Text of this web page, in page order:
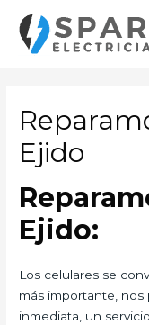
contenido
Ejido
Ejido:
Los celulares se
más importante,
inmediata, un